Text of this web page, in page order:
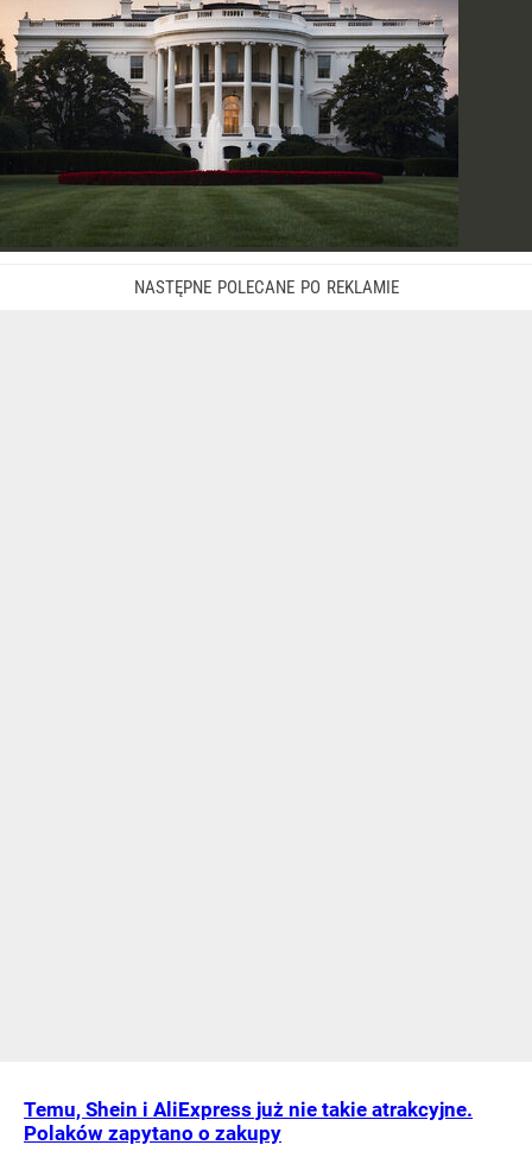
Temu, Shein i AliExpress już nie takie atrakcyjne.
Polaków zapytano o zakupy